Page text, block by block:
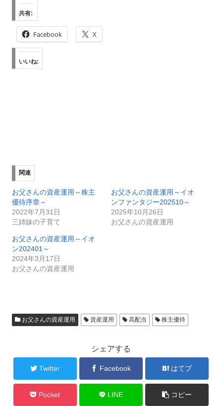
共有:
Facebook X
いいね:
関連
お父さんの資産運用～株主
優待序章～
2022年7月31日
三姉妹の子育て
お父さんの資産運用～イオ
ンファンタジー202510～
2025年10月26日
お父さんの資産運用
お父さんの資産運用～イオ
ン202401～
2024年3月17日
お父さんの資産運用
お父さんの資産運用 資産運用 高配当 株主優待
シェアする
Twitter Facebook はてブ
Pocket LINE コピー